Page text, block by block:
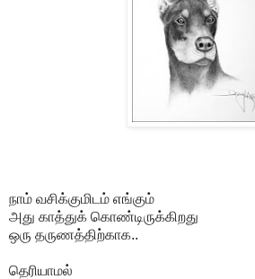
நாம் வசிக்குமிடம் எங்கும்
அது காத்துக் கொண்டிருக்கிறது
ஒரு தருணத்திற்காக..
தெரியாமல்